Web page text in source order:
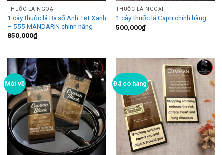
THUỐC LÁ NGOẠI
1 cây thuốc lá Ba số Anh Tẹt Xanh
– 555 MANDARIN chính hãng
850,000₫
THUỐC LÁ NGOẠI
1 cây thuốc lá Capri chính hãng
500,000₫
Mới về Đã có hàng